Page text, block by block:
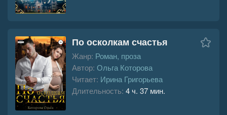
По осколкам счастья
Жанр: Роман, проза
Автор: Ольга Которова
Читает: Ирина Григорьева
Длительность: 4 ч. 37 мин.